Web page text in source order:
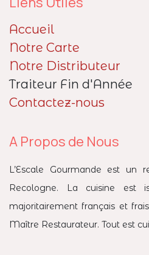
Accueil
Notre Carte
Notre Distributeur
Traiteur Fin d'Année
Contactez-nous
A Propos de Nous
L’Escale Gourmande est un
Recologne. La cuisine est
majoritairement français et
Maître Restaurateur. Tout est